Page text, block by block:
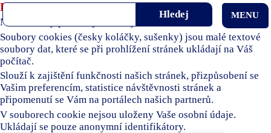
Používáme soubory cookies
Naše stránky používají soubory cookies.
Soubory cookies (česky koláčky, sušenky) jsou malé textové
soubory dat, které se při prohlížení stránek ukládají na Váš
počítač.
Slouží k zajištění funkčnosti našich stránek, přizpůsobení se
Vašim preferencím, statistice návštěvnosti stránek a
připomenutí se Vám na portálech našich partnerů.
V souborech cookie nejsou uloženy Vaše osobní údaje.
Ukládají se pouze anonymní identifikátory.
MENU